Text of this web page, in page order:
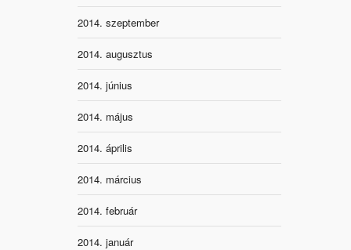
2014. szeptember
2014. augusztus
2014. június
2014. május
2014. április
2014. március
2014. február
2014. január